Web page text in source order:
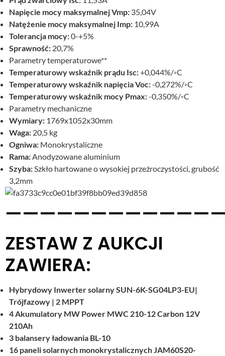
Napięcie mocy maksymalnej Vmp: 35,04V
Natężenie mocy maksymalnej Imp: 10,99A
Tolerancja mocy:0-+5%
Sprawność: 20,7%
Parametry temperaturowe**
Temperaturowy wskaźnik prądu Isc:+0,044%/◦C
Temperaturowy wskaźnik napięcia Voc:-0,272%/◦C
Temperaturowy wskaźnik mocy Pmax:-0,350%/◦C
Parametry mechaniczne
Wymiary: 1769x1052x30mm
Waga: 20,5 kg
Ogniwa: Monokrystaliczne
Rama: Anodyzowane aluminium
Szyba: Szkło hartowane o wysokiej przeźroczystości, grubość
3,2mm
ZESTAW Z AUKCJI
ZAWIERA:
Hybrydowy Inwerter solarny SUN-6K-SG04LP3-EU|
Trójfazowy | 2 MPPT
4 Akumulatory MW Power MWC 210-12 Carbon 12V
210Ah
3 balansery ładowania BL-10
16 paneli solarnych monokrystalicznych JAM60S20-